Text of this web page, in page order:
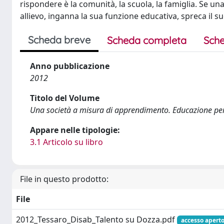
rispondere è la comunità, la scuola, la famiglia. Se
allievo, inganna la sua funzione educativa, spreca il
Scheda breve Scheda completa
Anno pubblicazione
2012
Titolo del Volume
Una società a misura di apprendimento. Educazione
Appare nelle tipologie:
3.1 Articolo su libro
File in questo prodotto:
File
2012_Tessaro_Disab_Talento su Dozza.pdf
accesso aperto